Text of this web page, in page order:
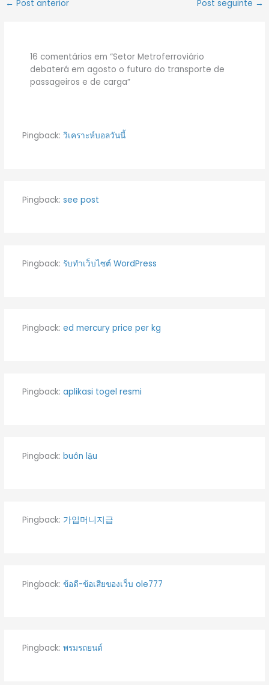
← Post anterior Post seguinte →
16 comentários em “Setor Metroferroviário
debaterá em agosto o futuro do transporte de
passageiros e de carga”
Pingback: วิเคราะห์บอลวันนี้
Pingback: see post
Pingback: รับทำเว็บไซต์ WordPress
Pingback: ed mercury price per kg​
Pingback: aplikasi togel resmi
Pingback: buôn lậu
Pingback: 가입머니지급
Pingback: ข้อดี-ข้อเสียของเว็บ ole777
Pingback: พรมรถยนต์